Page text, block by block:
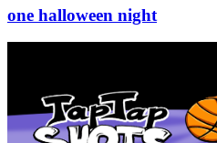
one halloween night